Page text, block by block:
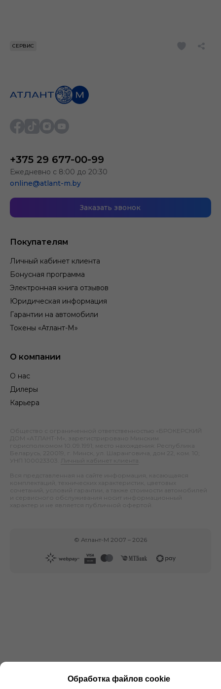
СЕРВИС
Покупателям
Личный кабинет клиента
Бонусная программа
Электронная книга отзывов
Юридическая информация
Гарантии на автомобили
Токены «Атлант-М»
О компании
О нас
Дилеры
Карьера
+375 29 677-00-99
Ежедневно с 8:00 до 20:30
online@atlant-m.by
Заказать звонок
Общество с ограниченной ответственностью «БРОКЕРСКИЙ
ДОМ «АТЛАНТ-М», зарегистрировано Минским
горисполкомом 10.09.1991; место нахождения: Республика
Беларусь, 220019, г. Минск, ул. Шаранговича, дом 22, ком. 10;
УНП 100023303.
Личный кабинет клиента
Вся представленная на сайте информация, касающаяся
комплектаций, технических характеристик, цветовых
сочетаний, условий гарантии, а также стоимости автомобилей
и сервисного обслуживания носит информационный
характер и не является публичной офертой.
© Атлант-М 2007 – 2026
Обработка файлов cookie